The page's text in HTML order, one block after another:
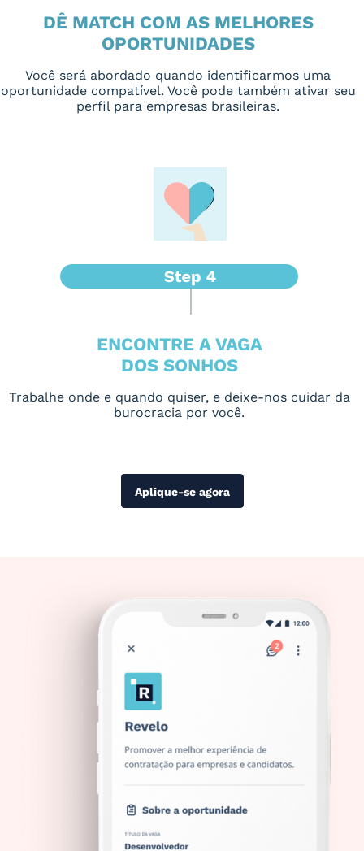
DÊ MATCH COM AS MELHORES
OPORTUNIDADES
Você será abordado quando identificarmos uma
oportunidade compatível. Você pode também ativar seu
perfil para empresas brasileiras.
ENCONTRE A VAGA
DOS SONHOS
Trabalhe onde e quando quiser, e deixe-nos cuidar da
burocracia por você.
Aplique-se agora